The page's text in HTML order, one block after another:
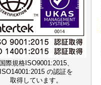
国際規格ISO9001:2015、
ISO14001:2015 の認証を
取得しています。